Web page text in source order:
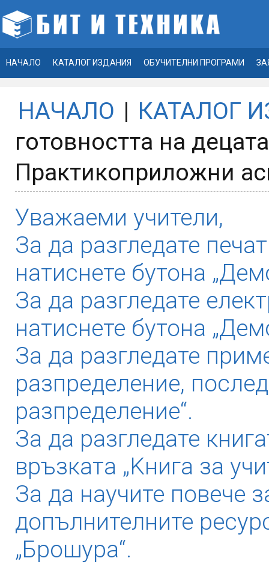
НАЧАЛО КАТАЛОГ ИЗДАНИЯ ОБУЧИТЕЛНИ ПРОГРАМИ
НАЧАЛО | КАТАЛОГ
готовността на
Практикоприложни
Уважаеми учители,
За да разгледате
натиснете бутона
За да разгледате
натиснете бутона
За да разгледате
разпределение,
разпределение“.
За да разгледате
връзката „Kнига за
За да научите повече
допълнителните
„Брошура“.